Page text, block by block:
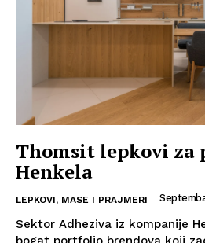
Thomsit lepkovi za
Henkela
LEPKOVI, MASE I PRAJMERI
Sektor Adheziva iz kompanije